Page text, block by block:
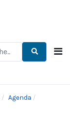
Agenda